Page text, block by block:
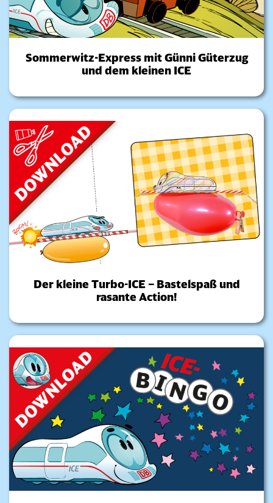
Sommerwitz-Express mit Günni Güterzug
und dem kleinen ICE
Der kleine Turbo-ICE – Bastelspaß und
rasante Action!